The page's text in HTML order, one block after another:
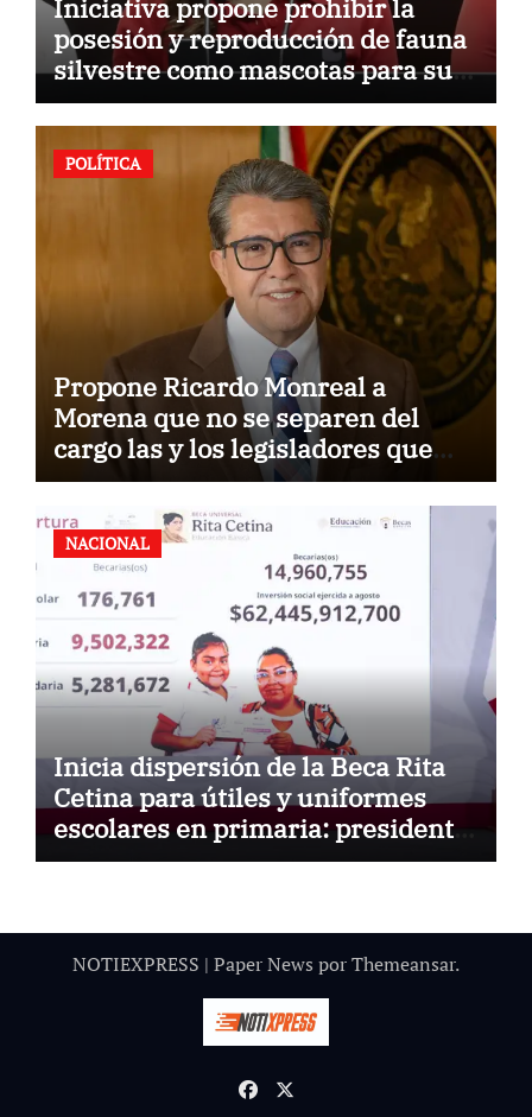
Iniciativa propone prohibir la
posesión y reproducción de fauna
silvestre como mascotas para su
comercialización
POLÍTICA
Propone Ricardo Monreal a
Morena que no se separen del
cargo las y los legisladores que
quieren reelegirse
NACIONAL
Inicia dispersión de la Beca Rita
Cetina para útiles y uniformes
escolares en primaria: presidenta
Claudia Sheinbaum
NOTIEXPRESS | Paper News porThemeansar.